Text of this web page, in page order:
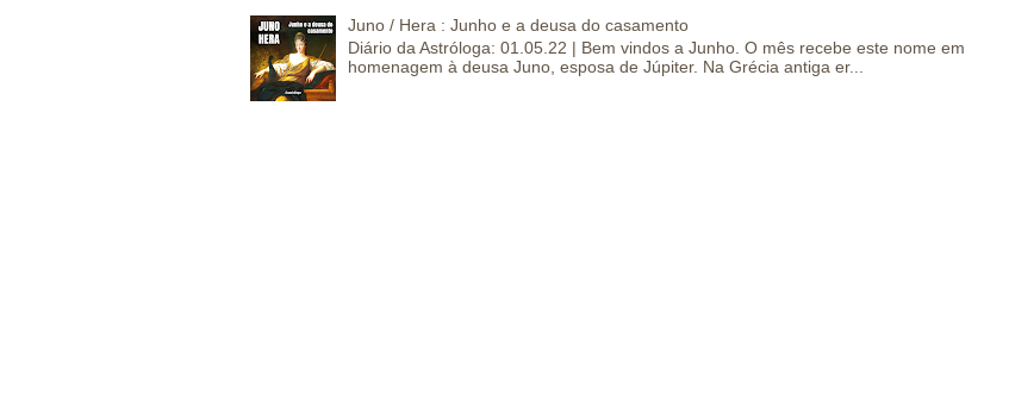
Juno / Hera : Junho e a deusa do casamento
Diário da Astróloga: 01.05.22 | Bem vindos a Junho. O mês recebe este nome em
homenagem à deusa Juno, esposa de Júpiter. Na Grécia antiga er...